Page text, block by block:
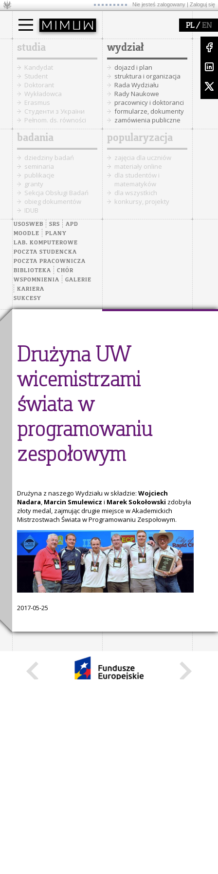
Nie jesteś zalogowany | Zaloguj się
PL/ EN
studia
Kandydat
Student
Doktorant
Wykładowca
Erasmus
Cтуденти з України
Pełnom. ds. równości
wydział
dojazd i plan
struktura i organizacja
Rada Wydziału
Rady Naukowe
pracownicy i doktoranci
formularze, dokumenty
zamówienia publiczne
badania
dziedziny badań
seminaria
publikacje
granty
Sekcja Obsługi Badań
obieg dokumentów
IDUB
popularyzacja
zajęcia dla uczniów
materiały online
dla studentów i
matematyków
dla wszystkich
konkursy, projekty
USOSWEB SRS
APD
MOODLE
PLANY
LAB. KOMPUTEROWE
POCZTA STUDENCKA
POCZTA PRACOWNICZA
BIBLIOTEKA
CHÓR
WSPOMNIENIA
GALERIE
KARIERA
SUKCESY
Drużyna UW
wicemistrzami
świata w
programowaniu
zespołowym
Drużyna z naszego Wydziału w składzie: Wojciech
Nadara, Marcin Smulewicz i Marek Sokołowski zdobyła
złoty medal, zajmując drugie miejsce w Akademickich
Mistrzostwach Świata w Programowaniu Zespołowym.
2017-05-25